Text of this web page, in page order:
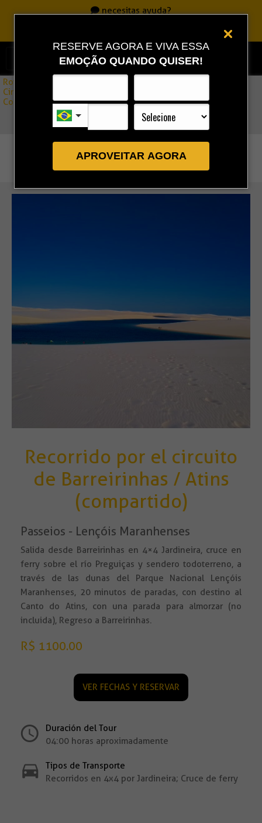
RESERVE AGORA E VIVA ESSA
EMOÇÃO QUANDO QUISER!
APROVEITAR AGORA
necesitas ayuda?
Rota Combo
Circuito Barreirinhas ↔ Atins | Lençóis Maranhenses –
Compartido
Recorrido por el circuito
de Barreirinhas / Atins
(compartido)
Passeios - Lençóis Maranhenses
Salida desde Barreirinhas en 4×4 Jardineira, cruce en
ferry sobre el río Preguiças y sendero todoterreno, a
través de las dunas del Parque Nacional Lençóis
Maranhenses, 20 minutos de paradas, con destino al
Canto do Atins, con una parada para almorzar (no
incluida), Regreso a Barreirinhas.
R$ 1100.00
VER FECHAS Y RESERVAR
Duración del Tour
04:00 horas aproximadamente
Tipos de Transporte
Recorridos en 4x4 por Jardineira; Cruce de ferry